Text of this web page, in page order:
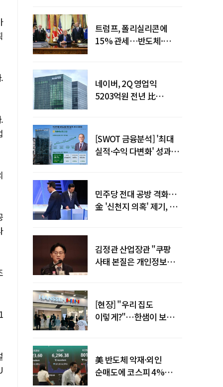
트럼프, 폴리실리콘에
15% 관세…반도체·
네이버, 2Q 영업익
5203억원 전년 比
[SWOT 금융분석] '최대
실적·수익 다변화' 성과…
민주당 전대 공방 격화…
金 '신천지 의혹' 제기, 鄭
김정관 산업장관 "쿠팡
사태 본질은 개인정보
[현장] "우리 집도
이렇게?"…한샘이 보여준
美 반도체 악재·외인
순매도에 코스피 4%